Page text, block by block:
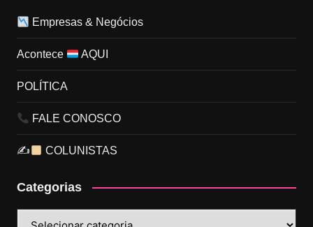
Empresas & Negócios
Acontece AQUI
POLÍTICA
FALE CONOSCO
✍ COLUNISTAS
Categorias